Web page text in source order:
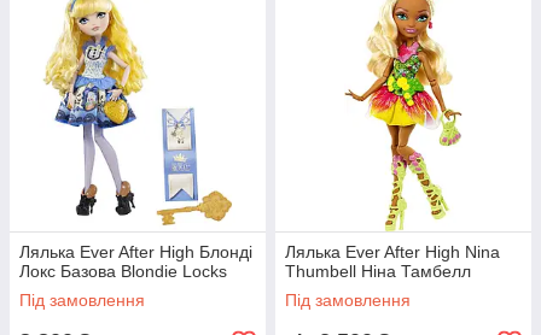
Лялька Ever After High Блонді
Локс Базова Blondie Locks
Під замовлення
Лялька Ever After High Nina
Thumbell Ніна Тамбелл
Під замовлення